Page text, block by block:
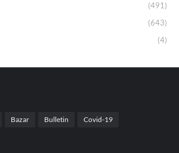
(491)
(643)
(4)
Bazar Bulletin Covid-19